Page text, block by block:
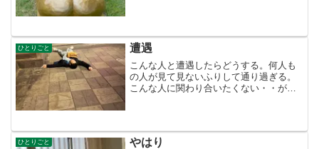
らしい。親父の金で店やっ...
ひとりごと 遭遇
こんな人と遭遇したらどうする。何人も
の人が見て見ないふりして通り過ぎる。
こんな人に関わり合いたくない・・が、
ことをする人間は あとで...
ひとりごと やはり